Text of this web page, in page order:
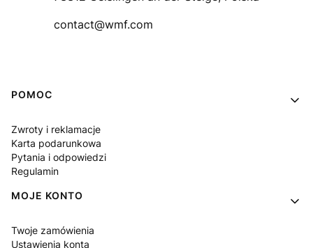
contact@wmf.com
Linki w stopce
POMOC
Zwroty i reklamacje
Karta podarunkowa
Pytania i odpowiedzi
Regulamin
MOJE KONTO
Twoje zamówienia
Ustawienia konta